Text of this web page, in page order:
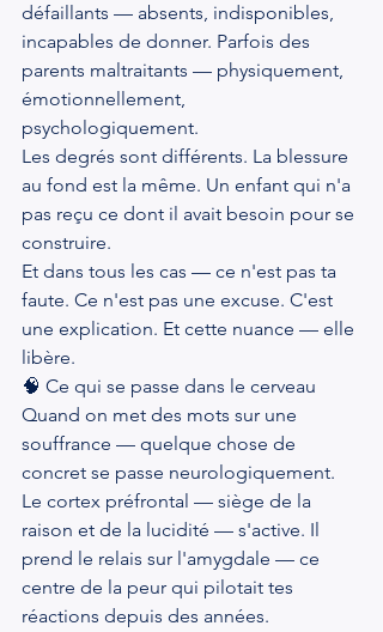
défaillants — absents, indisponibles,
incapables de donner. Parfois des
parents maltraitants — physiquement,
émotionnellement,
psychologiquement.
Les degrés sont différents. La blessure
au fond est la même. Un enfant qui n'a
pas reçu ce dont il avait besoin pour se
construire.
Et dans tous les cas — ce n'est pas ta
faute. Ce n'est pas une excuse. C'est
une explication. Et cette nuance — elle
libère.
🧠 Ce qui se passe dans le cerveau
Quand on met des mots sur une
souffrance — quelque chose de
concret se passe neurologiquement.
Le cortex préfrontal — siège de la
raison et de la lucidité — s'active. Il
prend le relais sur l'amygdale — ce
centre de la peur qui pilotait tes
réactions depuis des années.